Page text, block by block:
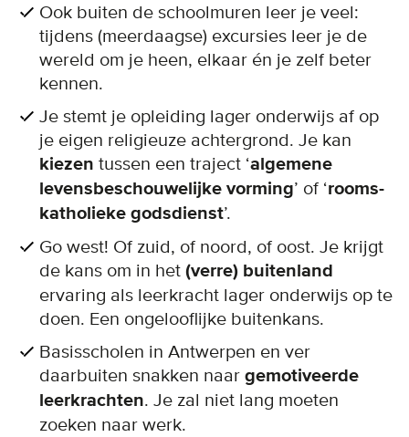
Ook buiten de schoolmuren leer je veel:
tijdens (meerdaagse) excursies leer je de
wereld om je heen, elkaar én je zelf beter
kennen.
Je stemt je opleiding lager onderwijs af op
je eigen religieuze achtergrond. Je kan
kiezen tussen een traject ‘algemene
levensbeschouwelijke vorming’ of ‘rooms-
katholieke godsdienst’.
Go west! Of zuid, of noord, of oost. Je krijgt
de kans om in het (verre) buitenland
ervaring als leerkracht lager onderwijs op te
doen. Een ongelooflijke buitenkans.
Basisscholen in Antwerpen en ver
daarbuiten snakken naar gemotiveerde
leerkrachten. Je zal niet lang moeten
zoeken naar werk.